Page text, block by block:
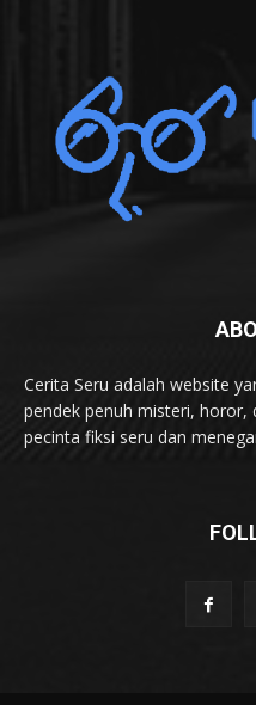
Cerita Seru adalah website
pendek penuh misteri, horor,
pecinta fiksi seru dan